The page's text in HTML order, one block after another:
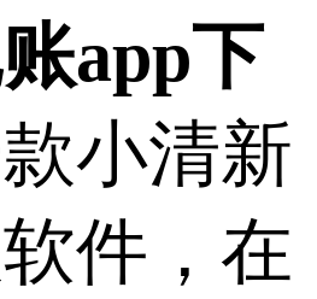
app下
小清新
件，在